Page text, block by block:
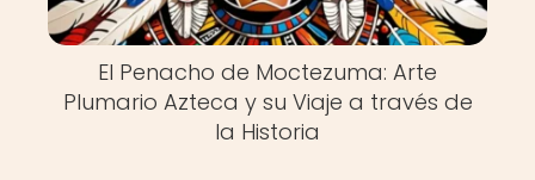
El Penacho de Moctezuma: Arte
Plumario Azteca y su Viaje a través de
la Historia